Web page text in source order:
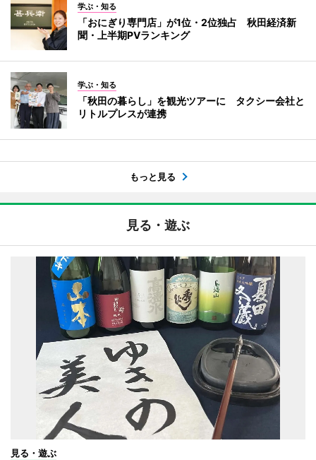
学ぶ・知る
「おにぎり専門店」が1位・2位独占 秋田経済新
聞・上半期PVランキング
学ぶ・知る
「秋田の暮らし」を観光ツアーに タクシー会社と
リトルプレスが連携
もっと見る
見る・遊ぶ
見る・遊ぶ